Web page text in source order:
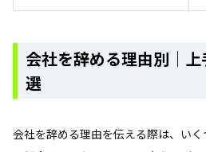
会社を辞める理由別｜
選
会社を辞める理由を伝える際は、い